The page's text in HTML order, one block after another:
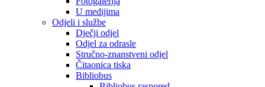
U medijima
Odjeli i službe
Dječji odjel
Odjel za odrasle
Stručno-znanstveni odjel
Čitaonica tiska
Bibliobus